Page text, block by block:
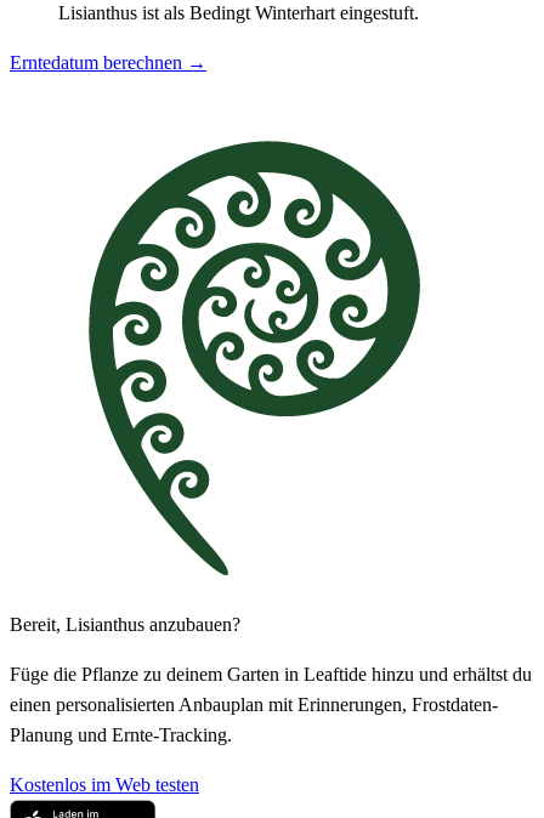
Lisianthus ist als Bedingt Winterhart eingestuft.
Erntedatum berechnen →
Bereit, Lisianthus anzubauen?
Füge die Pflanze zu deinem Garten in Leaftide hinzu und erhältst du
einen personalisierten Anbauplan mit Erinnerungen, Frostdaten-
Planung und Ernte-Tracking.
Kostenlos im Web testen